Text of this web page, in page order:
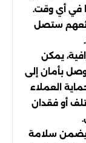
في أي وقت.
ستصل
يمكن
بأمان إلى
العملاء
أو فقدان
يضمن سلامة